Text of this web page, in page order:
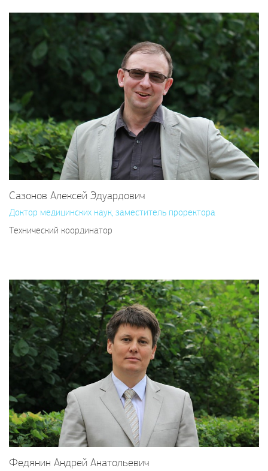
Сазонов Алексей Эдуардович
Доктор медицинских наук, заместитель проректора
Технический координатор
Федянин Андрей Анатольевич